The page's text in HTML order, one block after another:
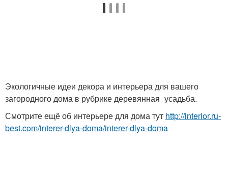
Экологичные идеи декора и интерьера для вашего
загородного дома в рубрике деревянная_усадьба.
Смотрите ещё об интерьере для дома тут http://interior.ru-
best.com/interer-dlya-doma/interer-dlya-doma